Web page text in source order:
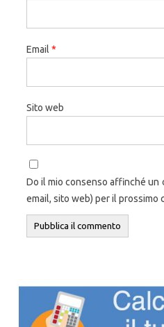
Email *
Sito web
Do il mio consenso affinché un
email, sito web) per il prossimo